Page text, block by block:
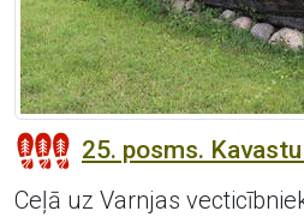
25. posms.
Ceļā uz Varnjas